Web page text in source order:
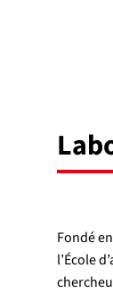
Fondé
l’École